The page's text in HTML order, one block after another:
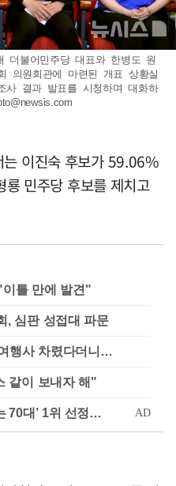
더불어민주당 대표와 한병도 원
의원회관에 마련된 개표 상황실
사 결과 발표를 시청하며 대화하
는 이진숙 후보가 59.06%
민주당 후보를 제치고
틀 만에 발견"
, 심판 성접대 파문
행사 차렸다더니…
같이 보내자 해"